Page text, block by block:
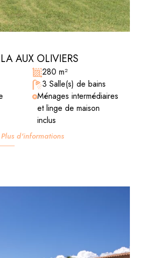
AUX OLIVIERS
280 m²
3 Salle(s) de bains
Ménages intermédiaires
et linge de maison
inclus
Plus d'informations